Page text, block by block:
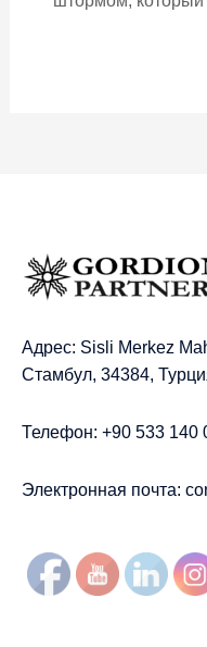
Адрес: Sisli Merkez
Стамбул, 34384,
Телефон: +90 533 140
Электронная почта: